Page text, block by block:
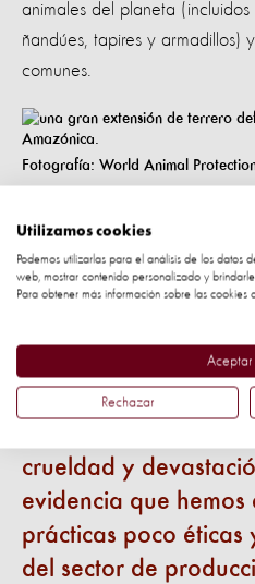
animales del planeta (incluidos
ñandúes, tapires y armadillos)
comunes.
Fotografía: World Animal
Animal Protection, dice:
de alimentos del que
probablemente
crueldad y
evidencia que
prácticas poco éticas
del sector de
Utilizamos cookies
Podemos utilizarlas para el análisis de los datos
web, mostrar contenido personalizado y
Para obtener más información sobre las cookies
Rechazar